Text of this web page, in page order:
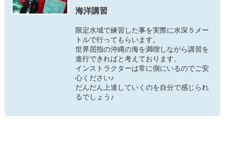
海洋講習
限定水域で練習した事を実際に水深５メー
トルで行ってもらいます。
世界屈指の沖縄の海を満喫しながら講習を
進行できればと考えております。
インストラクターは常に側にいるのでご安
心ください♪
だんだん上達していくのを自分で感じられ
るでしょう♪